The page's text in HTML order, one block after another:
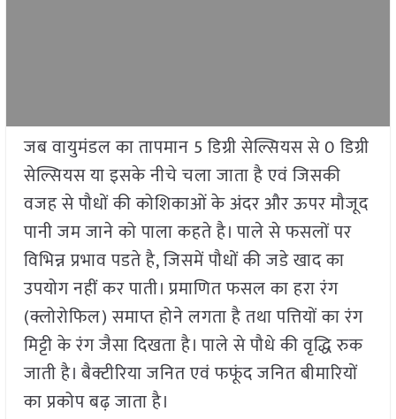
जब वायुमंडल का तापमान 5 डिग्री सेल्सियस से 0 डिग्री
सेल्सियस या इसके नीचे चला जाता है एवं जिसकी
वजह से पौधों की कोशिकाओं के अंदर और ऊपर मौजूद
पानी जम जाने को पाला कहते है। पाले से फसलों पर
विभिन्न प्रभाव पडते है, जिसमें पौधों की जडे खाद का
उपयोग नहीं कर पाती। प्रमाणित फसल का हरा रंग
(क्लोरोफिल) समाप्त होने लगता है तथा पत्तियों का रंग
मिट्टी के रंग जैसा दिखता है। पाले से पौधे की वृद्धि रुक
जाती है। बैक्टीरिया जनित एवं फफूंद जनित बीमारियों
का प्रकोप बढ़ जाता है।